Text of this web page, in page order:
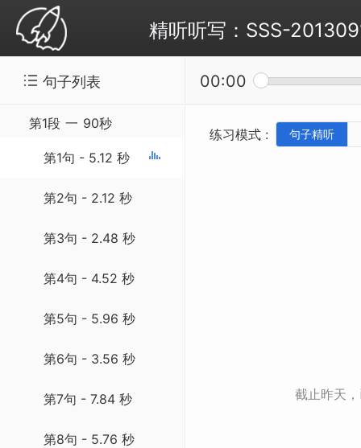
精听听写：SSS-
句子列表 00:00
第1段 一 90秒
第1句 - 5.12 秒
第2句 - 2.12 秒
第3句 - 2.48 秒
第4句 - 4.52 秒
第5句 - 5.96 秒
第6句 - 3.56 秒
第7句 - 7.84 秒
第8句 - 5.76 秒
练习模式 : 句子精听
截止昨天